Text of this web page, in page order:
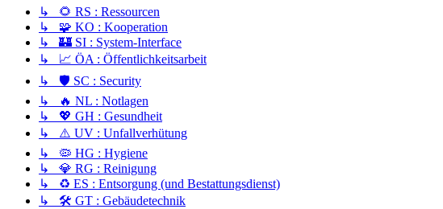
↳ 🌻 RS : Ressourcen
↳ 🧩 KO : Kooperation
↳ 🏰 SI : System-Interface
↳ 📈 ÖA : Öffentlichkeitsarbeit
↳ 🛡️ SC : Security
↳ 🔥 NL : Notlagen
↳ 💖 GH : Gesundheit
↳ ⚠️ UV : Unfallverhütung
↳ 🦠 HG : Hygiene
↳ 💎 RG : Reinigung
↳ ♻️ ES : Entsorgung (und Bestattungsdienst)
↳ 🛠️ GT : Gebäudetechnik